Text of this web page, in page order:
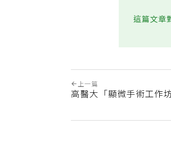
這篇文章
上一篇
高醫大「顯微手術工作